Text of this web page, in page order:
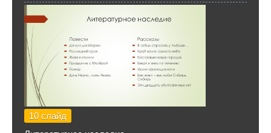
10 слайд